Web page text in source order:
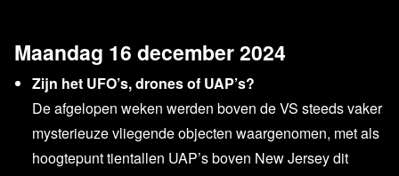
Maandag 16 december 2024
Zijn het UFO’s, drones of UAP’s?
De afgelopen weken werden boven de VS steeds vaker
mysterieuze vliegende objecten waargenomen, met als
hoogtepunt tientallen UAP’s boven New Jersey dit